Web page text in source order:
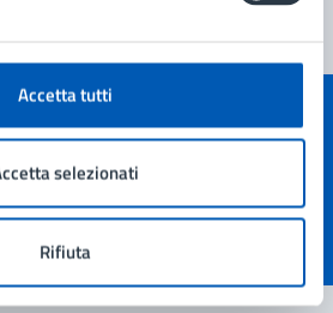
Accetta tutti
selezionati
Rifiuta
le informazioni su questa
5 stelle su 5
stelle su 5
su 5